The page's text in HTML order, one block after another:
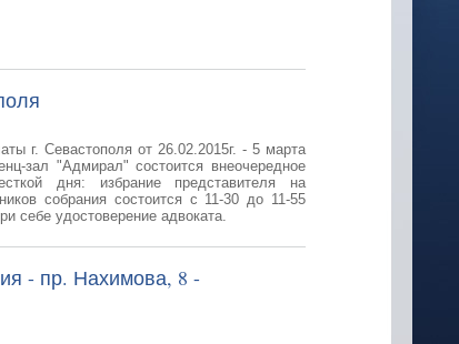
г. Севастополя от 26.02.2015г. - 5 марта
зал "Адмирал" состоится внеочередное
дня: избрание представителя на
собрания состоится с 11-30 до 11-55
себе удостоверение адвоката.
- пр. Нахимова, 8 -